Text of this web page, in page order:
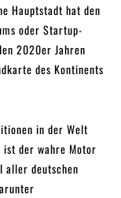
Hauptstadt hat den
oder Startup-
2020er Jahren
des Kontinents
in der Welt
ist der wahre Motor
aller deutschen